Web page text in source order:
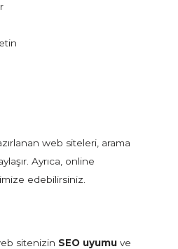
web siteleri, arama
Ayrıca, online
edebilirsiniz.
sitenizin SEO uyumu ve